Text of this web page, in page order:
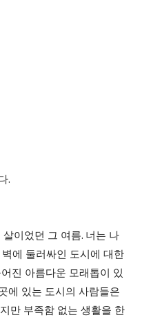
.
살이었던 그 여름. 너는 나
에 둘러싸인 도시에 대한
진 아름다운 모래톱이 있
에 있는 도시의 사람들은
만 부족함 없는 생활을 한